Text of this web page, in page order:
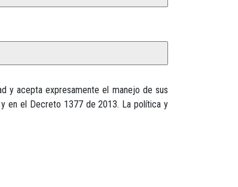
y acepta expresamente el manejo de sus
en el Decreto 1377 de 2013. La política y